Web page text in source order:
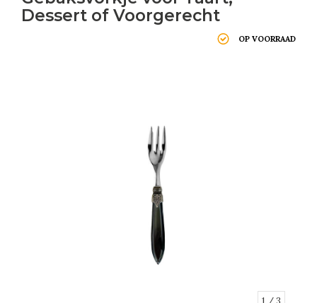
Dessert of Voorgerecht
OP VOORRAAD